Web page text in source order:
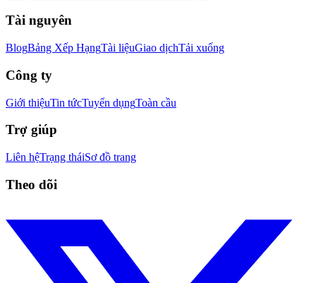
Tài nguyên
BlogBảng Xếp HạngTài liệuGiao dịchTải xuống
Công ty
Giới thiệuTin tứcTuyển dụngToàn cầu
Trợ giúp
Liên hệTrạng tháiSơ đồ trang
Theo dõi